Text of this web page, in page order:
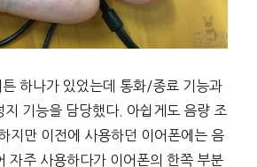
하나가 있었는데 통화/종료 기능과
기능을 담당했다. 아쉽게도 음량 조
지만 이전에 사용하던 이어폰에는 음
자주 사용하다가 이어폰의 한쪽 부분